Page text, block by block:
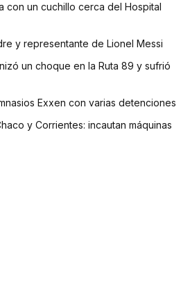
con un cuchillo cerca del Hospital
y representante de Lionel Messi
un choque en la Ruta 89 y sufrió
Exxen con varias detenciones
y Corrientes: incautan máquinas